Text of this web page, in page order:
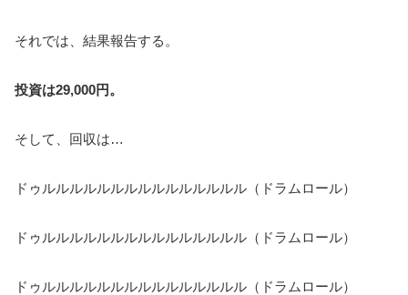
それでは、結果報告する。
投資は29,000円。
そして、回収は…
ドゥルルルルルルルルルルルルルルル（ドラムロール）
ドゥルルルルルルルルルルルルルルル（ドラムロール）
ドゥルルルルルルルルルルルルルルル（ドラムロール）